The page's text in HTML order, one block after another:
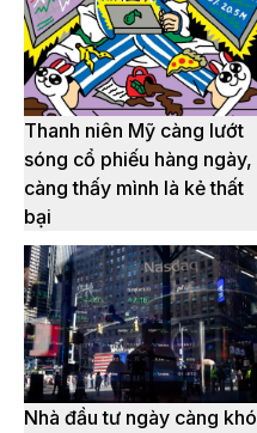
Thanh niên Mỹ càng lướt
sóng cổ phiếu hàng ngày,
càng thấy mình là kẻ thất
bại
Nhà đầu tư ngày càng khó